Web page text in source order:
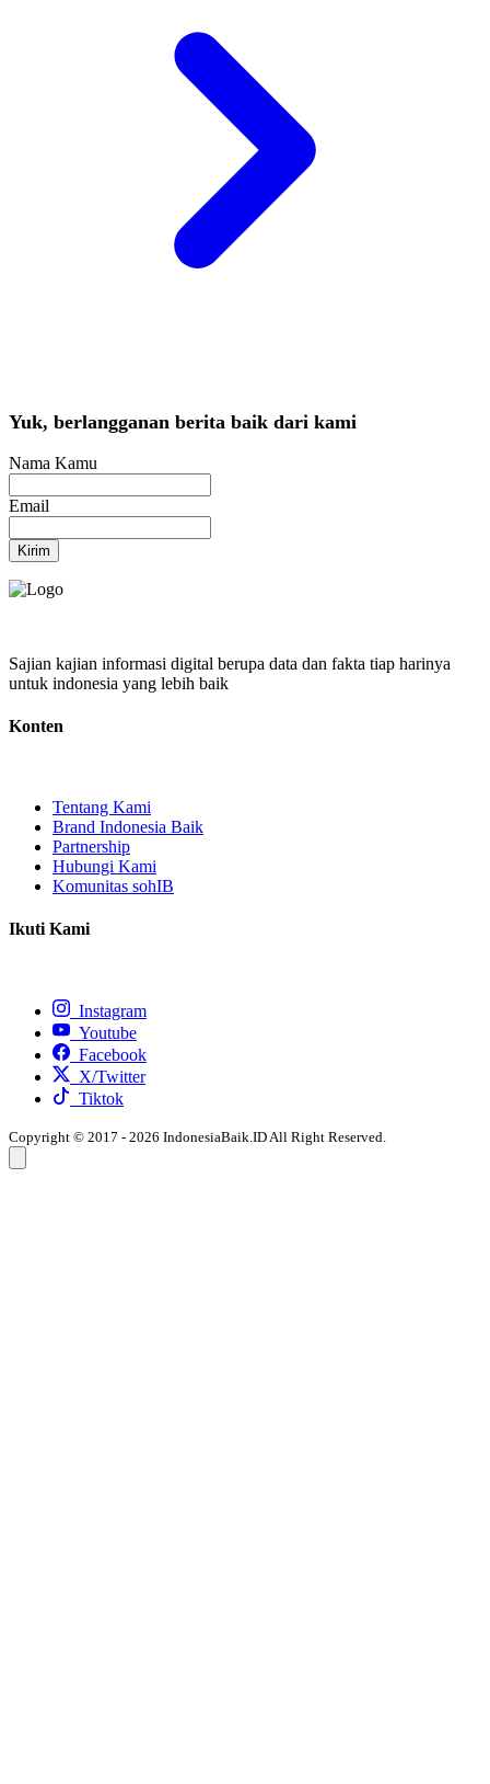
Yuk, berlangganan berita baik dari kami
Nama Kamu
Email
Kirim
Sajian kajian informasi digital berupa data dan fakta tiap harinya
untuk indonesia yang lebih baik
Konten
Tentang Kami
Brand Indonesia Baik
Partnership
Hubungi Kami
Komunitas sohIB
Ikuti Kami
Instagram
Youtube
Facebook
X/Twitter
Tiktok
Copyright © 2017 - 2026 IndonesiaBaik.ID All Right Reserved.